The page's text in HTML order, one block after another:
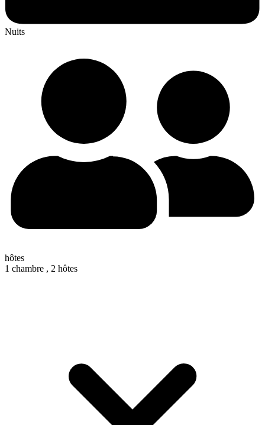
Nuits
hôtes
1 chambre , 2 hôtes